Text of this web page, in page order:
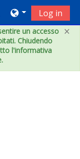
×
un accesso
Chiudendo
l'informativa
Toggle search
Log in